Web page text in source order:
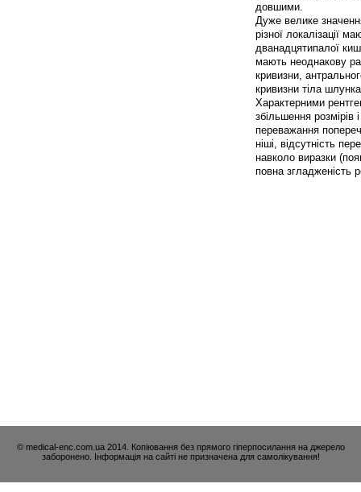
довшими.
Дуже велике
різної локалізації
дванадцятипалої
мають неоднакову
кривизни,
кривизни тіла
Характерними
збільшення розмірів
переважання
ніші, відсутність
навколо виразки
повна згладженість
© medical-enc.com.ua 2014. Копіювання без прямого гіперпосилання на джерело
заборонено. Інформація на сайті не призначена для самолікування!